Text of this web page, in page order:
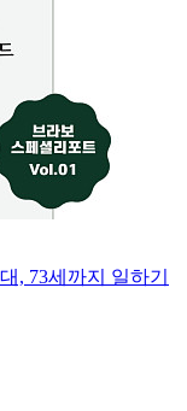
, 73세까지 일하기